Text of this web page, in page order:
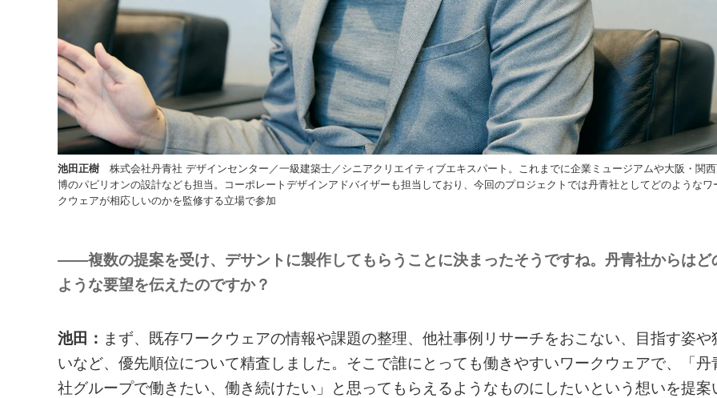
池田正樹 株式会社丹青社 デザインセンター／一級建築士／シニアクリエイティブエキスパート。これまでに企業ミュージアムや大阪・関
博のパビリオンの設計なども担当。コーポレートデザインアドバイザーも担当しており、今回のプロジェクトでは丹青社としてどのようなワ
クウェアが相応しいのかを監修する立場で参加
――複数の提案を受け、デサントに製作してもらうことに決まったそうですね。丹青社からはど
ような要望を伝えたのですか？
池田： まず、既存ワークウェアの情報や課題の整理、他社事例リサーチをおこない、目指す姿や
いなど、優先順位について精査しました。そこで誰にとっても働きやすいワークウェアで、「丹
社グループで働きたい、働き続けたい」と思ってもらえるようなものにしたいという想いを提案